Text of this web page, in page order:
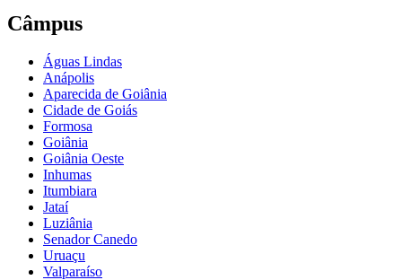
Câmpus
Águas Lindas
Anápolis
Aparecida de Goiânia
Cidade de Goiás
Formosa
Goiânia
Goiânia Oeste
Inhumas
Itumbiara
Jataí
Luziânia
Senador Canedo
Uruaçu
Valparaíso